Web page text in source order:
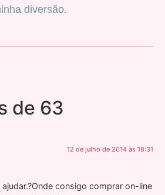
diversão.
de 63
12 de julho de 2014 às 18:31
consigo comprar on-line